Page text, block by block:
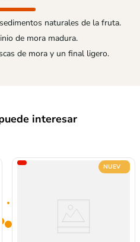
naturales de la fruta.
de mora madura.
de mora y un final ligero.
interesar
NUEVO